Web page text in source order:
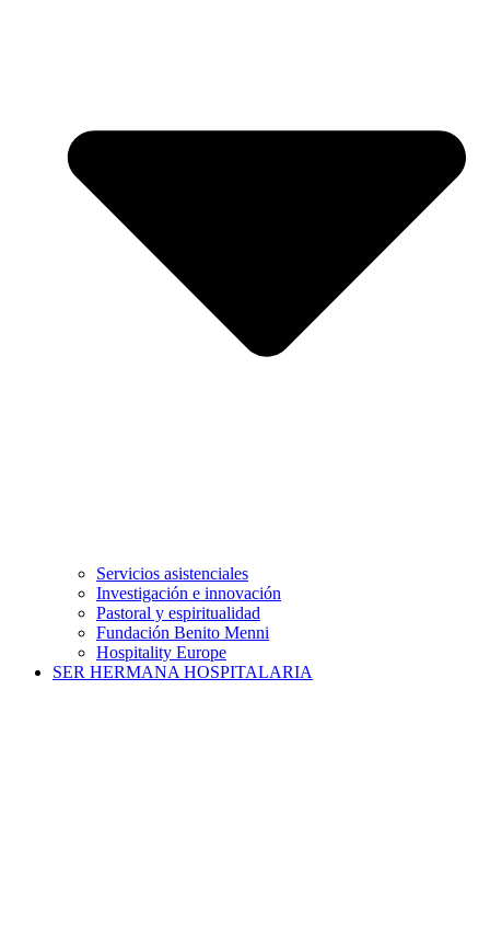
Servicios asistenciales
Investigación e innovación
Pastoral y espiritualidad
Fundación Benito Menni
Hospitality Europe
SER HERMANA HOSPITALARIA